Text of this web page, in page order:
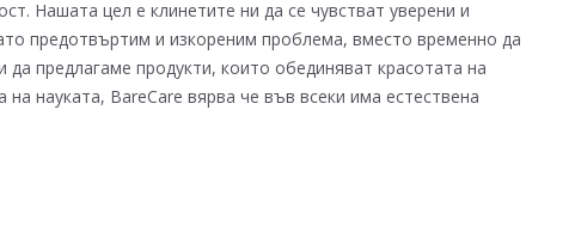
Нашата цел е клинетите ни да се чувстват уверени и
предотвъртим и изкореним проблема, вместо временно да
да предлагаме продукти, които обединяват красотата на
науката, BareCare вярва че във всеки има естествена